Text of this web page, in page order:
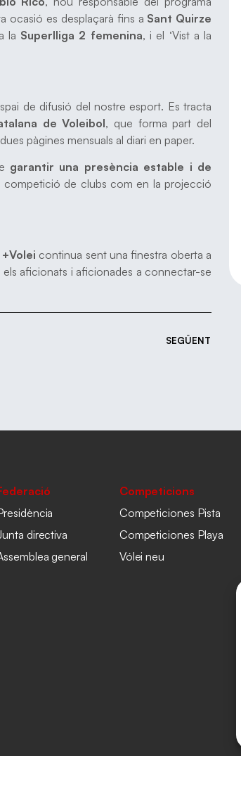
ocasió es desplaçarà fins a Sant Quirze
la Superlliga 2 femenina, i el ‘Vist a la
de difusió del nostre esport. Es tracta
de Voleibol, que forma part del
pàgines mensuals al diari en paper.
garantir una presència estable i de
competició de clubs com en la projecció
+Volei continua sent una finestra oberta a
aficionats i aficionades a connectar-se
SEGÜENT
directiva
general
Competicions
Competiciones Pista
Competiciones Playa
Vólei neu